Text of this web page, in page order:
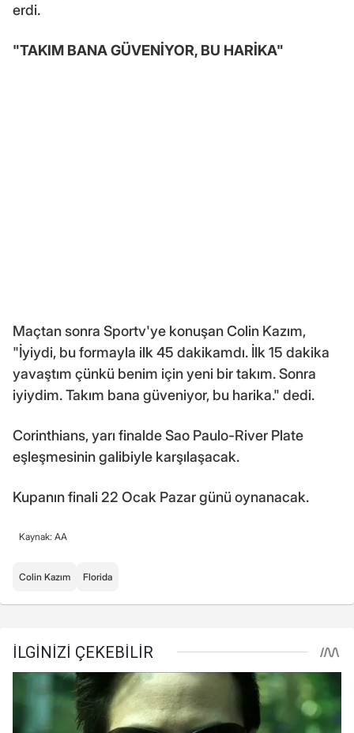
erdi.
"TAKIM BANA GÜVENİYOR, BU HARİKA"
Maçtan sonra Sportv'ye konuşan Colin Kazım,
"İyiydi, bu formayla ilk 45 dakikamdı. İlk 15 dakika
yavaştım çünkü benim için yeni bir takım. Sonra
iyiydim. Takım bana güveniyor, bu harika." dedi.
Corinthians, yarı finalde Sao Paulo-River Plate
eşleşmesinin galibiyle karşılaşacak.
Kupanın finali 22 Ocak Pazar günü oynanacak.
Kaynak: AA
Colin Kazım Florida